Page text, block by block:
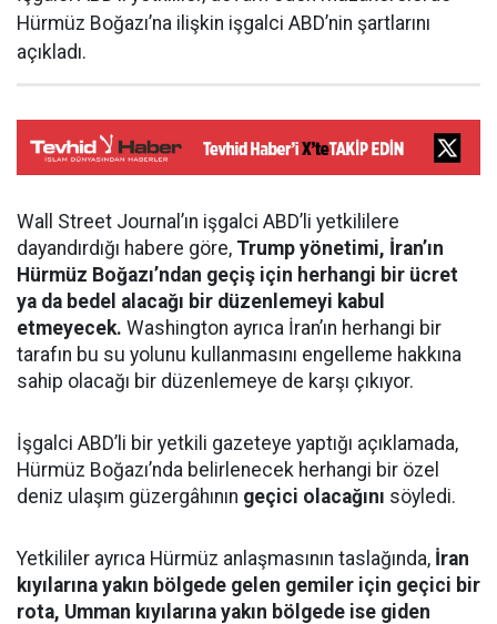
Hürmüz Boğazı’na ilişkin işgalci ABD’nin şartlarını
açıkladı.
Wall Street Journal’ın işgalci ABD’li yetkililere
dayandırdığı habere göre, Trump yönetimi, İran’ın
Hürmüz Boğazı’ndan geçiş için herhangi bir ücret
ya da bedel alacağı bir düzenlemeyi kabul
etmeyecek. Washington ayrıca İran’ın herhangi bir
tarafın bu su yolunu kullanmasını engelleme hakkına
sahip olacağı bir düzenlemeye de karşı çıkıyor.
İşgalci ABD’li bir yetkili gazeteye yaptığı açıklamada,
Hürmüz Boğazı’nda belirlenecek herhangi bir özel
deniz ulaşım güzergâhının geçici olacağını söyledi.
Yetkililer ayrıca Hürmüz anlaşmasının taslağında, İran
kıyılarına yakın bölgede gelen gemiler için geçici bir
rota, Umman kıyılarına yakın bölgede ise giden